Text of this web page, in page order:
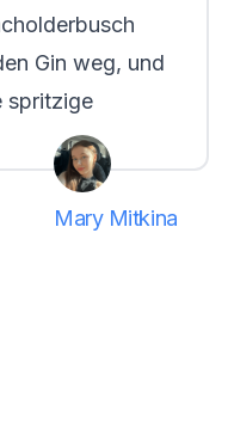
Gin weg, und
spritzige
Mary Mitkina